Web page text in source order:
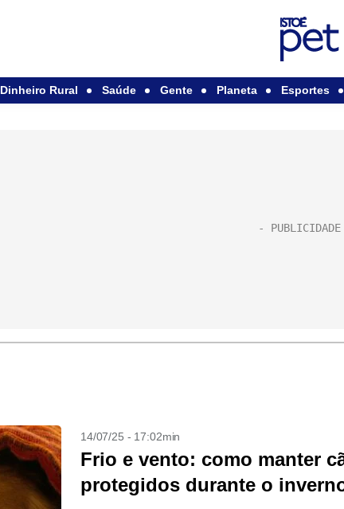
Dinheiro Rural Saúde Gente Planeta Esportes
14/07/25 - 17:02min
Frio e vento: como manter
protegidos durante o